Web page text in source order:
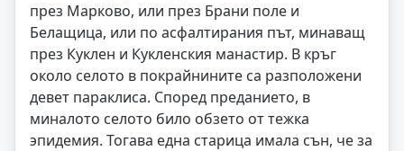
през Марково, или през Брани поле и
Белащица, или по асфалтирания път, минаващ
през Куклен и Кукленския манастир. В кръг
около селото в покрайнините са разположени
девет параклиса. Според преданието, в
миналото селото било обзето от тежка
эпидемия. Тогава една старица имала сън, че за